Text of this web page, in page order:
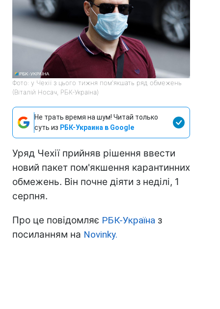
Фото: у Чехії з цього тижня пом'якшать ряд обмежень
(Віталій Носач, РБК-Україна)
Не трать время на шум! Читай только
суть из РБК-Украина в Google
Уряд Чехії прийняв рішення ввести
новий пакет пом'якшення карантинних
обмежень. Він почне діяти з неділі, 1
серпня.
Про це повідомляє РБК-Україна з
посиланням на Novinky.